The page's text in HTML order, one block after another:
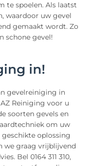
te spoelen. Als laatst
waardoor uw gevel
gemaakt wordt. Zo
schone gevel!
in!
gevelreiniging in
Reiniging voor u
soorten gevels en
om uw
oplossing
we graag vrijblijvend
Bel 0164 311 310,